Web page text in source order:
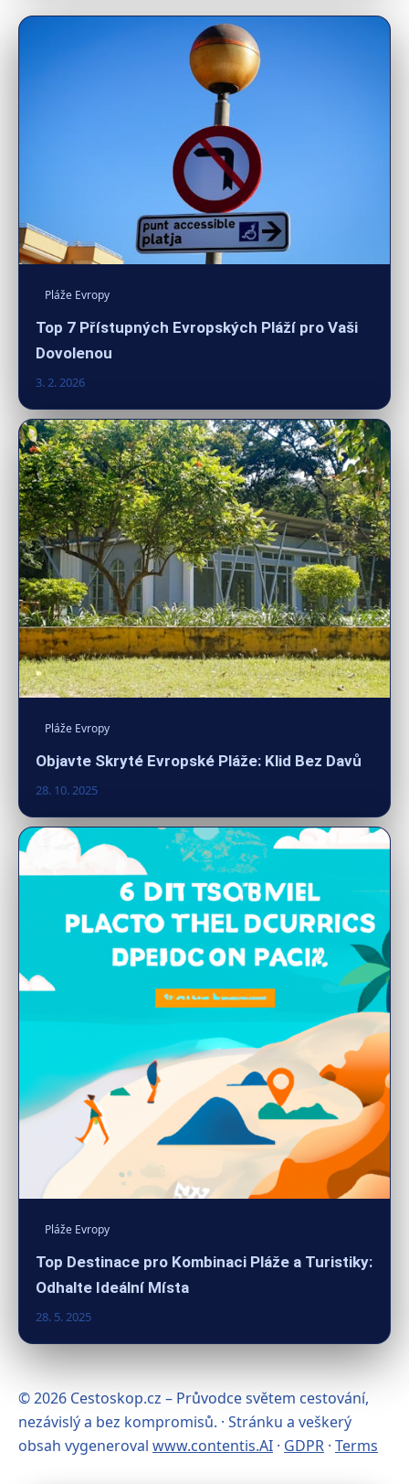
Pláže Evropy
Top 7 Přístupných Evropských Pláží pro Vaši
Dovolenou
3. 2. 2026
Pláže Evropy
Objavte Skryté Evropské Pláže: Klid Bez Davů
28. 10. 2025
Pláže Evropy
Top Destinace pro Kombinaci Pláže a Turistiky:
Odhalte Ideální Místa
28. 5. 2025
© 2026 Cestoskop.cz – Průvodce světem cestování,
nezávislý a bez kompromisů. · Stránku a veškerý
obsah vygeneroval www.contentis.AI · GDPR · Terms